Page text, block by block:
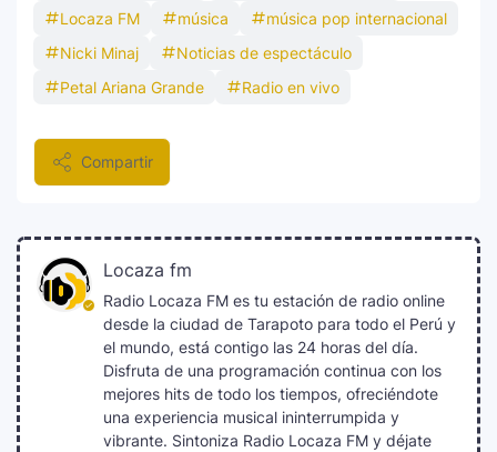
Locaza FM
música
música pop internacional
Nicki Minaj
Noticias de espectáculo
Petal Ariana Grande
Radio en vivo
Compartir
Locaza fm
Radio Locaza FM es tu estación de radio online
desde la ciudad de Tarapoto para todo el Perú y
el mundo, está contigo las 24 horas del día.
Disfruta de una programación continua con los
mejores hits de todo los tiempos, ofreciéndote
una experiencia musical ininterrumpida y
vibrante. Sintoniza Radio Locaza FM y déjate